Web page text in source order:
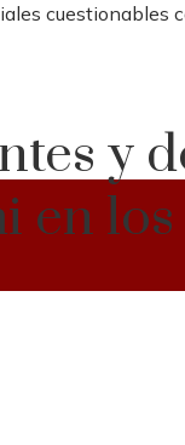
cuestionables
y
en